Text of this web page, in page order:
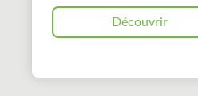
Découvrir